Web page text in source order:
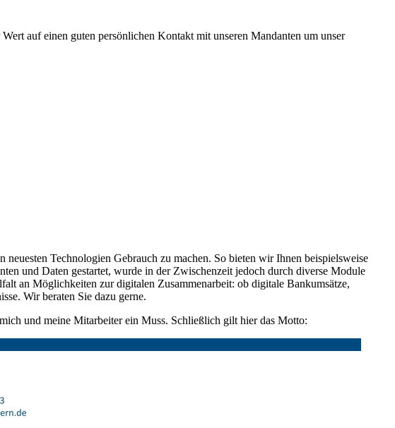
auf einen guten persönlichen Kontakt mit unseren Mandanten um unser
Technologien Gebrauch zu machen. So bieten wir Ihnen beispielsweise
und Daten gestartet, wurde in der Zwischenzeit jedoch durch diverse Module
an Möglichkeiten zur digitalen Zusammenarbeit: ob digitale Bankumsätze,
Wir beraten Sie dazu gerne.
und meine Mitarbeiter ein Muss. Schließlich gilt hier das Motto: